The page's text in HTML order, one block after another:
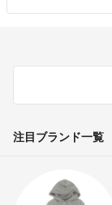
注目ブランド一覧